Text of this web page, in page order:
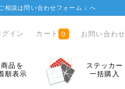
相談は問い合わせフォーム ↓へ
グイン カート 0 お問い合わせ
品を
順表示
ステッカー
一括購入